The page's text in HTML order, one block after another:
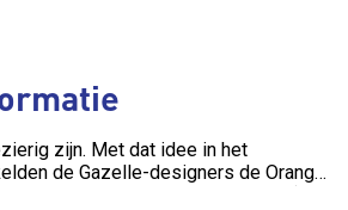
zijn. Met dat idee in het
de Gazelle-designers de Orange
Active Line Plus-middenmotor (50